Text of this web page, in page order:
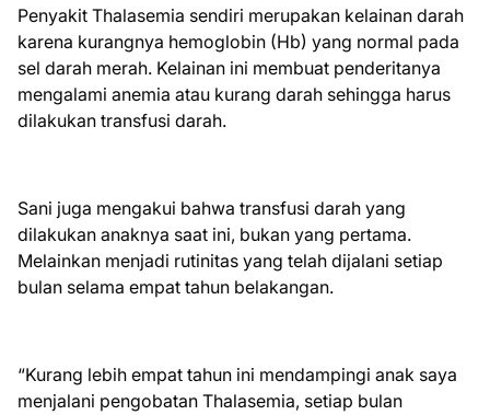
Penyakit Thalasemia sendiri merupakan kelainan darah
karena kurangnya hemoglobin (Hb) yang normal pada
sel darah merah. Kelainan ini membuat penderitanya
mengalami anemia atau kurang darah sehingga harus
dilakukan transfusi darah.
Sani juga mengakui bahwa transfusi darah yang
dilakukan anaknya saat ini, bukan yang pertama.
Melainkan menjadi rutinitas yang telah dijalani setiap
bulan selama empat tahun belakangan.
“Kurang lebih empat tahun ini mendampingi anak saya
menjalani pengobatan Thalasemia, setiap bulan